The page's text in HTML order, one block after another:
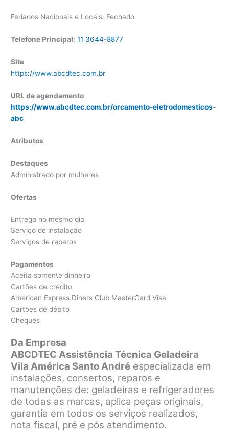
Feriados Nacionais e Locais: Fechado
Telefone Principal: 11 3644-8877
Site
https://www.abcdtec.com.br
URL de agendamento
https://www.abcdtec.com.br/orcamento-eletrodomesticos-
abc
Atributos
Destaques
Administrado por mulheres
Ofertas
Entrega no mesmo dia
Serviço de instalação
Serviços de reparos
Pagamentos
Aceita somente dinheiro
Cartões de crédito
American Express Diners Club MasterCard Visa
Cartões de débito
Cheques
Da Empresa
ABCDTEC Assistência Técnica Geladeira
Vila América Santo André especializada em
instalações, consertos, reparos e
manutenções de: geladeiras e refrigeradores
de todas as marcas, aplica peças originais,
garantia em todos os serviços realizados,
nota fiscal, pré e pós atendimento.